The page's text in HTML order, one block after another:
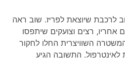
אחרי 4 שעות. נכנס שוב לרכבת שיוצאת לפריז. שוב ראה
רצים וצועקים שיתפסו
השוויצרית החלו לחקור
יום. שלחו תמונות לאינטרפול. התשובה הגיע